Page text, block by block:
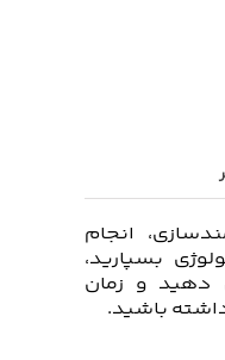
انجام
بسپارید،
دهید و زمان
باشید.